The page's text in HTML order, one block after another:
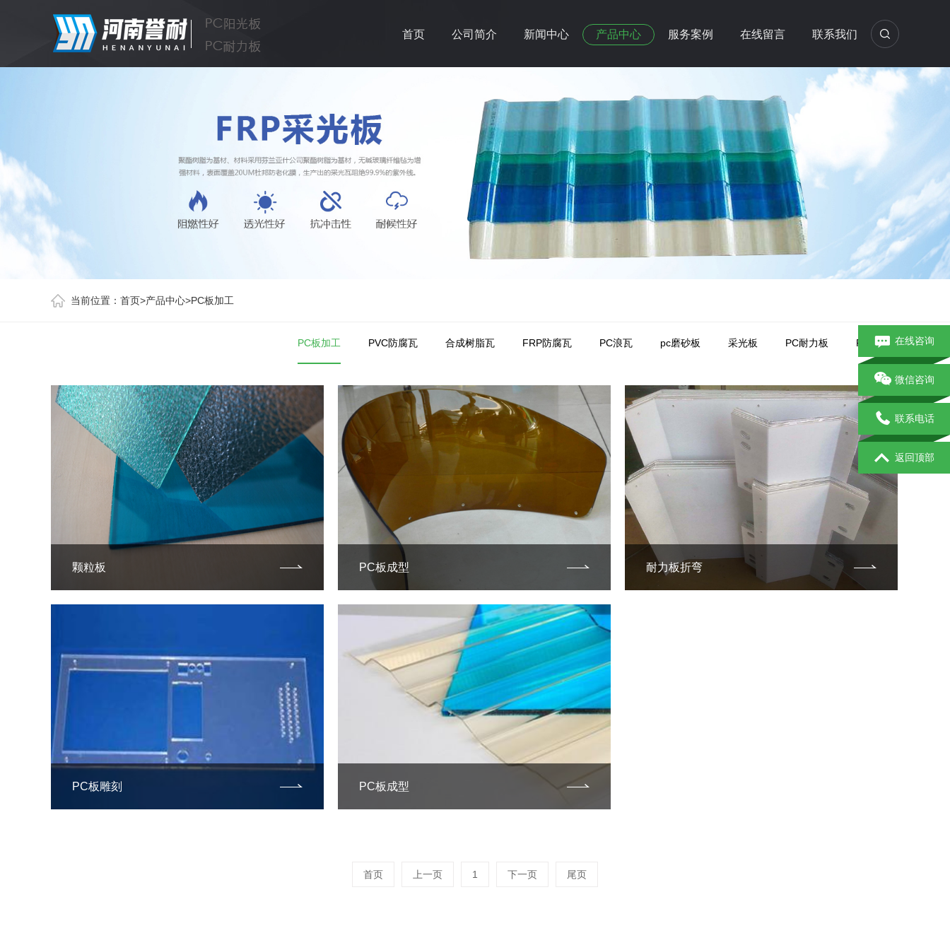
首页 公司简介 新闻中心 产品中心 服务案例 在线留言 联系我们
当前位置： 首页>产品中心>PC板加工
PC板加工 PVC防腐瓦 合成树脂瓦 FRP防腐瓦 PC浪瓦 pc磨砂板 采光板 PC耐力板 PC阳光板
颗粒板 PC板成型 耐力板折弯
PC板雕刻 PC板成型
首页 上一页 1 下一页 尾页
在线咨询
微信咨询
联系电话
返回顶部